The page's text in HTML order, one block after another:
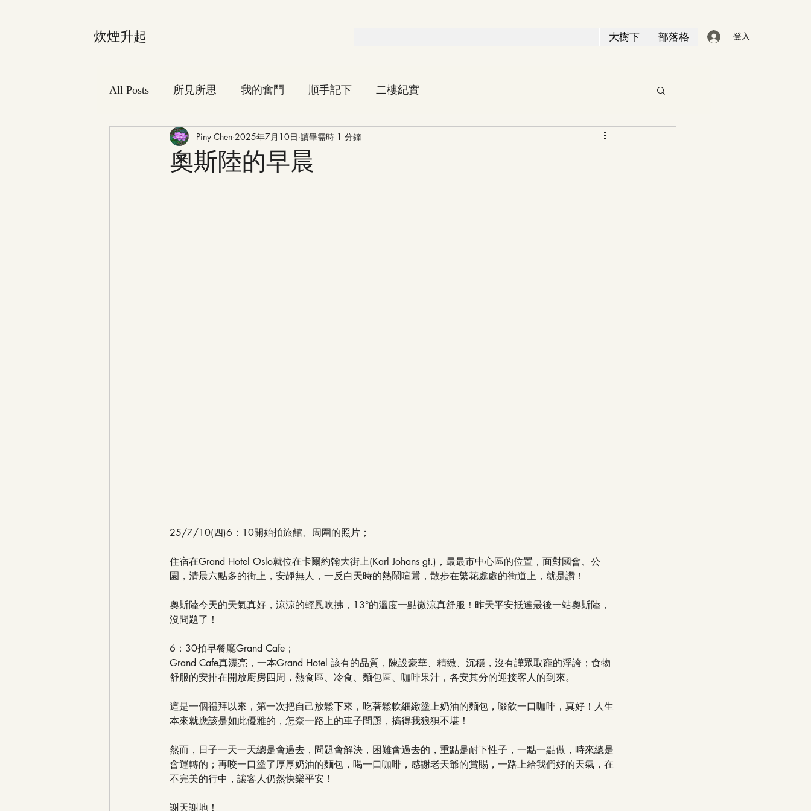
炊煙升起 大樹下 部落格 登入
All Posts 所見所思 我的奮鬥 順手記下 二樓紀實
奧斯陸的早晨
Piny Chen 2025年7月10日 讀畢需時 1 分鐘
25/7/10(四)6：10開始拍旅館、周圍的照片；
住宿在Grand Hotel Oslo就位在卡爾約翰大街上(Karl Johans gt.)，最最市中心區的位置，面對國會、公
園，清晨六點多的街上，安靜無人，一反白天時的熱鬧喧囂，散步在繁花處處的街道上，就是讚！
奧斯陸今天的天氣真好，涼涼的輕風吹拂，13°的溫度一點微涼真舒服！昨天平安抵達最後一站奧斯陸，
沒問題了！
6：30拍早餐廳Grand Cafe；
Grand Cafe真漂亮，一本Grand Hotel 該有的品質，陳設豪華、精緻、沉穩，沒有譁眾取寵的浮誇；食物
舒服的安排在開放廚房四周，熱食區、冷食、麵包區、咖啡果汁，各安其分的迎接客人的到來。
這是一個禮拜以來，第一次把自己放鬆下來，吃著鬆軟細緻塗上奶油的麵包，啜飲一口咖啡，真好！人生
本來就應該是如此優雅的，怎奈一路上的車子問題，搞得我狼狽不堪！
然而，日子一天一天總是會過去，問題會解決，困難會過去的，重點是耐下性子，一點一點做，時來總是
會運轉的；再咬一口塗了厚厚奶油的麵包，喝一口咖啡，感謝老天爺的賞賜，一路上給我們好的天氣，在
不完美的行中，讓客人仍然快樂平安！
謝天謝地！